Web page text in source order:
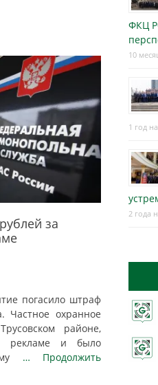
за
погасило штраф
Частное охранное
районе,
о рекламе и было
… Продолжить
ФКЦ
10
1 год
2 года